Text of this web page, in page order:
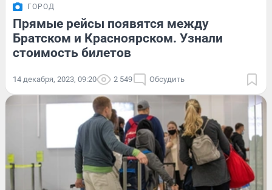
ГОРОД
Прямые рейсы появятся между
Братском и Красноярском. Узнали
стоимость билетов
14 декабря, 2023, 09:20 2 549 Обсудить